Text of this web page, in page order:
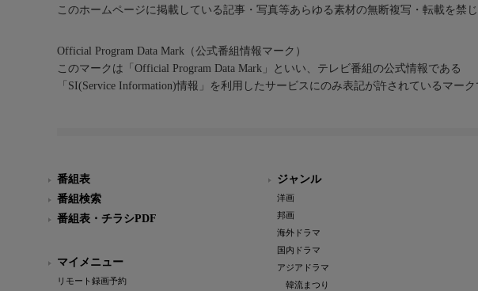
このホームページに掲載している記事・写真等あらゆる素材の無断複写・転載を禁じ
Official Program Data Mark（公式番組情報マーク）
このマークは「Official Program Data Mark」といい、テレビ番組の公式情報である
「SI(Service Information)情報」を利用したサービスにのみ表記が許されているマーク
番組表
番組検索
番組表・チラシPDF
マイメニュー
リモート録画予約
ジャンル
洋画
邦画
海外ドラマ
国内ドラマ
アジアドラマ
韓流まつり